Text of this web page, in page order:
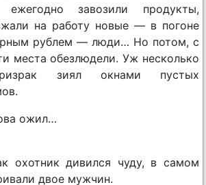
завозили продукты,
на работу новые — в погоне
рублем — люди… Но потом, с
места обезлюдели. Уж несколько
зиял окнами пустых
ожил…
охотник дивился чуду, в самом
двое мужчин.